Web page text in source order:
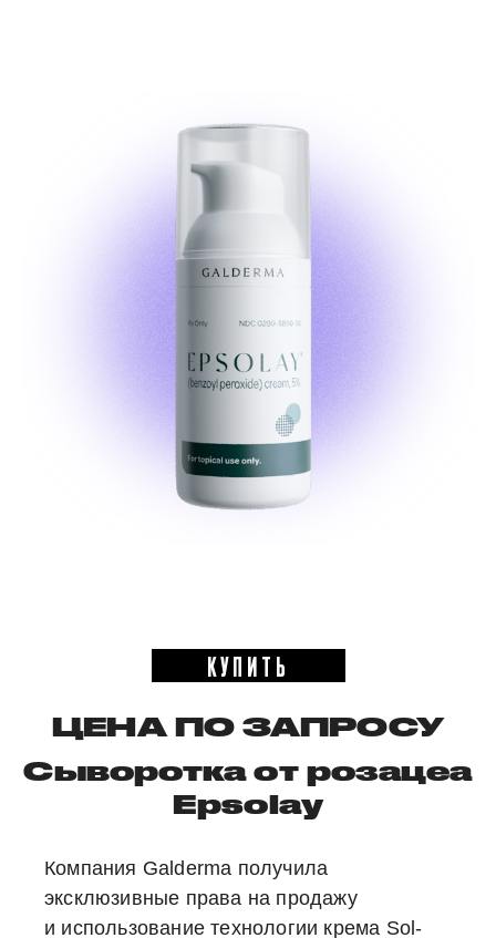
КУПИТЬ
ЦЕНА ПО ЗАПРОСУ
Сыворотка от розацеа
Epsolay
Компания Galderma получила
эксклюзивные права на продажу
и использование технологии крема Sol-